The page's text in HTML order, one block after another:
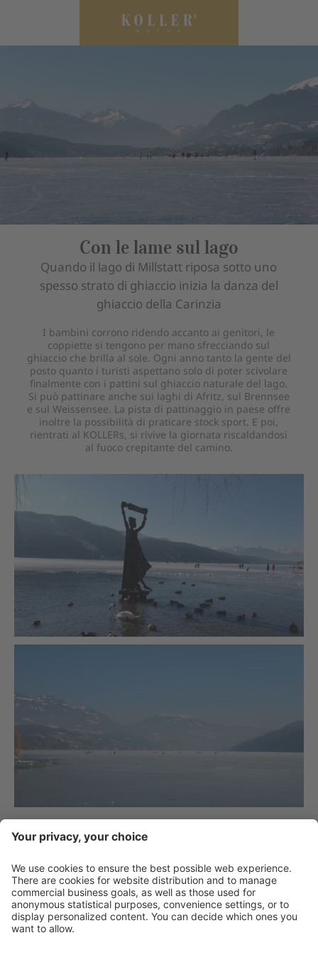
Con le lame sul lago
Quando il lago di Millstatt riposa sotto uno
spesso strato di ghiaccio inizia la danza del
ghiaccio della Carinzia
I bambini corrono ridendo accanto ai genitori, le
coppiette si tengono per mano sfrecciando sul
ghiaccio che brilla al sole. Ogni anno tanto la gente del
posto quanto i turisti aspettano solo di poter scivolare
finalmente con i pattini sul ghiaccio naturale del lago.
Si può pattinare anche sui laghi di Afritz, sul Brennsee
e sul Weissensee. La pista di pattinaggio in paese offre
inoltre la possibilità di praticare stock sport. E poi,
rientrati al KOLLERs, si rivive la giornata riscaldandosi
al fuoco crepitante del camino.
Vai alla lista
Contatto